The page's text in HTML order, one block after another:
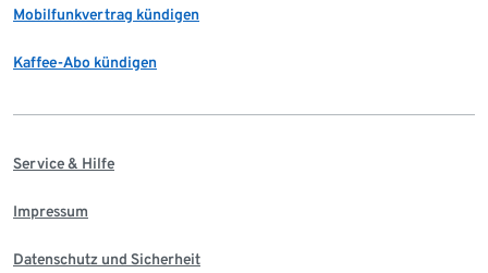
Mobilfunkvertrag kündigen
Kaffee-Abo kündigen
Service & Hilfe
Impressum
Datenschutz und Sicherheit